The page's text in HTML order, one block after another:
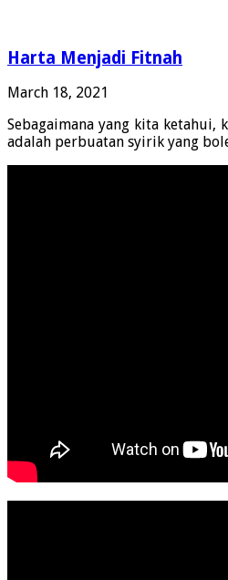
Harta Menjadi Fitnah
March 18, 2021
Sebagaimana yang kita ketahui,
adalah perbuatan syirik yang